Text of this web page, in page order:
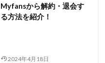
Myfansから解約・退会す
る方法を紹介！
2024年4月18日